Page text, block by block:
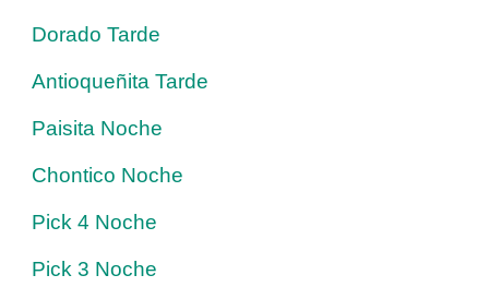
Dorado Tarde
Antioqueñita Tarde
Paisita Noche
Chontico Noche
Pick 4 Noche
Pick 3 Noche